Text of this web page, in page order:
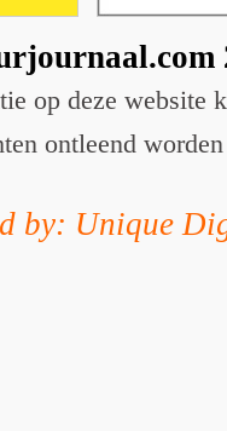
op deze website
ontleend worden
by: Unique